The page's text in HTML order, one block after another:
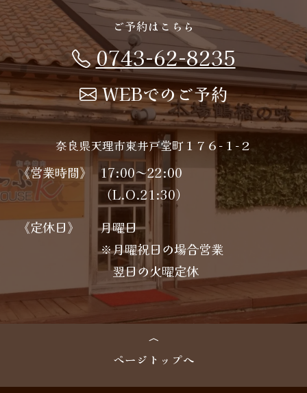
ご予約はこちら
0743-62-8235
WEBでのご予約
奈良県天理市東井戸堂町１７６−１−２
《営業時間》
17:00～22:00
（L.O.21:30）
《定休日》
月曜日
※月曜祝日の場合営業
翌日の火曜定休
ページトップへ